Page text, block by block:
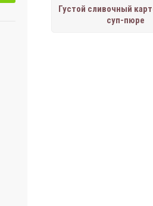
Густой сливочный
суп-пюре